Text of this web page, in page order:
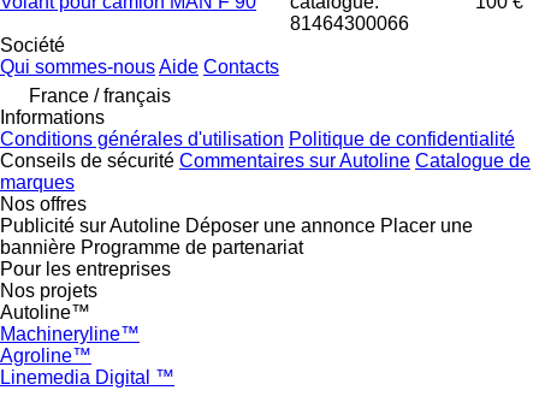
81464300066
Société
Qui sommes-nousAide Contacts
France / français
Informations
Conditions générales d'utilisation Politique de confidentialité
Conseils de sécurité Commentaires sur Autoline Catalogue de
marques
Nos offres
Publicité sur Autoline Déposer une annonce Placer une
bannière Programme de partenariat
Pour les entreprises
Nos projets
Autoline™
Machineryline™
Agroline™
Linemedia Digital ™